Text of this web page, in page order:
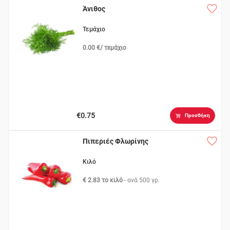
Άνιθος
Τεμάχιο
0.00 €/ τεμάχιο
€0.75 Προσθήκη
Πιπεριές Φλωρίνης
Κιλό
€ 2.83 το κιλό - ανά 500 γρ.